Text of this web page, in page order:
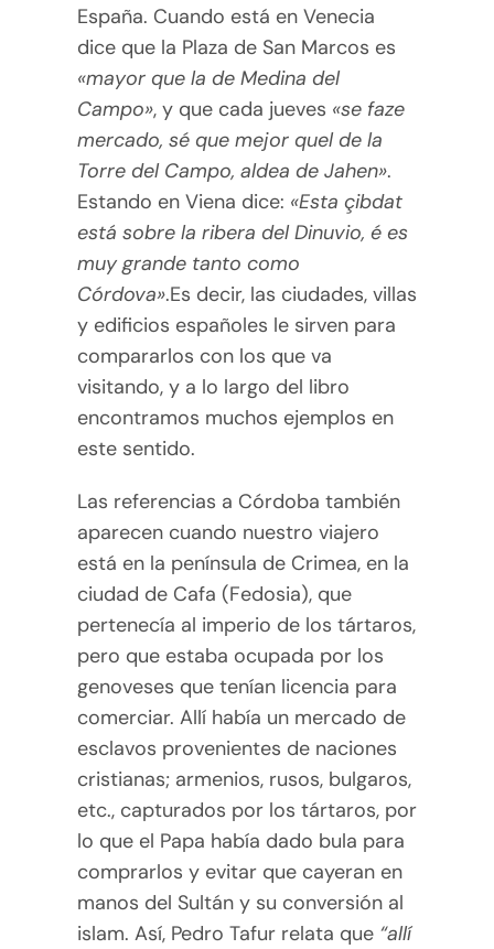
España. Cuando está en Venecia
dice que la Plaza de San Marcos es
«mayor que la de Medina del
Campo», y que cada jueves «se faze
mercado, sé que mejor quel de la
Torre del Campo, aldea de Jahen».
Estando en Viena dice: «Esta çibdat
está sobre la ribera del Dinuvio, é es
muy grande tanto como
Córdova».Es decir, las ciudades, villas
y edificios españoles le sirven para
compararlos con los que va
visitando, y a lo largo del libro
encontramos muchos ejemplos en
este sentido.
Las referencias a Córdoba también
aparecen cuando nuestro viajero
está en la península de Crimea, en la
ciudad de Cafa (Fedosia), que
pertenecía al imperio de los tártaros,
pero que estaba ocupada por los
genoveses que tenían licencia para
comerciar. Allí había un mercado de
esclavos provenientes de naciones
cristianas; armenios, rusos, bulgaros,
etc., capturados por los tártaros, por
lo que el Papa había dado bula para
comprarlos y evitar que cayeran en
manos del Sultán y su conversión al
islam. Así, Pedro Tafur relata que“allí